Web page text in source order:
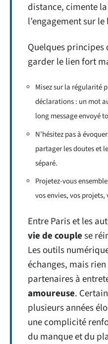
distance, cimente
l’engagement sur
Quelques principes
garder le lien fort
Misez sur la régularité
déclarations : un mot
long message envoyé
N’hésitez pas à
partager les doutes et
séparé.
Projetez-vous
vos envies, vos
Entre Paris et les
vie de couplese
Les outils
échanges, mais
partenaires à
amoureuse.
plusieurs années
une complicité
du manque et du